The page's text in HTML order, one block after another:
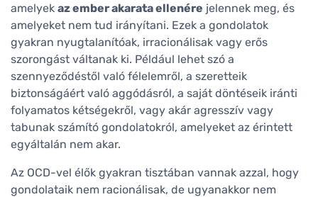
amelyek az ember akarata ellenére jelennek meg, és
amelyeket nem tud irányítani. Ezek a gondolatok
gyakran nyugtalanítóak, irracionálisak vagy erős
szorongást váltanak ki. Például lehet szó a
szennyeződéstől való félelemről, a szeretteik
biztonságáért való aggódásról, a saját döntéseik iránti
folyamatos kétségekről, vagy akár agresszív vagy
tabunak számító gondolatokról, amelyeket az érintett
egyáltalán nem akar.
Az OCD-vel élők gyakran tisztában vannak azzal, hogy
gondolataik nem racionálisak, de ugyanakkor nem